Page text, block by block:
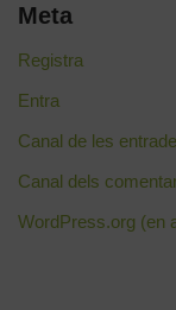
Meta
Registra
Entra
Canal de les
Canal dels
WordPress.org (en